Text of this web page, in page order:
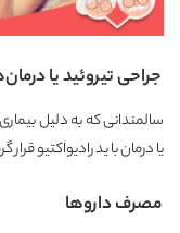
جراحی تیروئید یا
سالمندانی که به دلیل
یا درمان با ید رادیواکتیو
مصرف داروها